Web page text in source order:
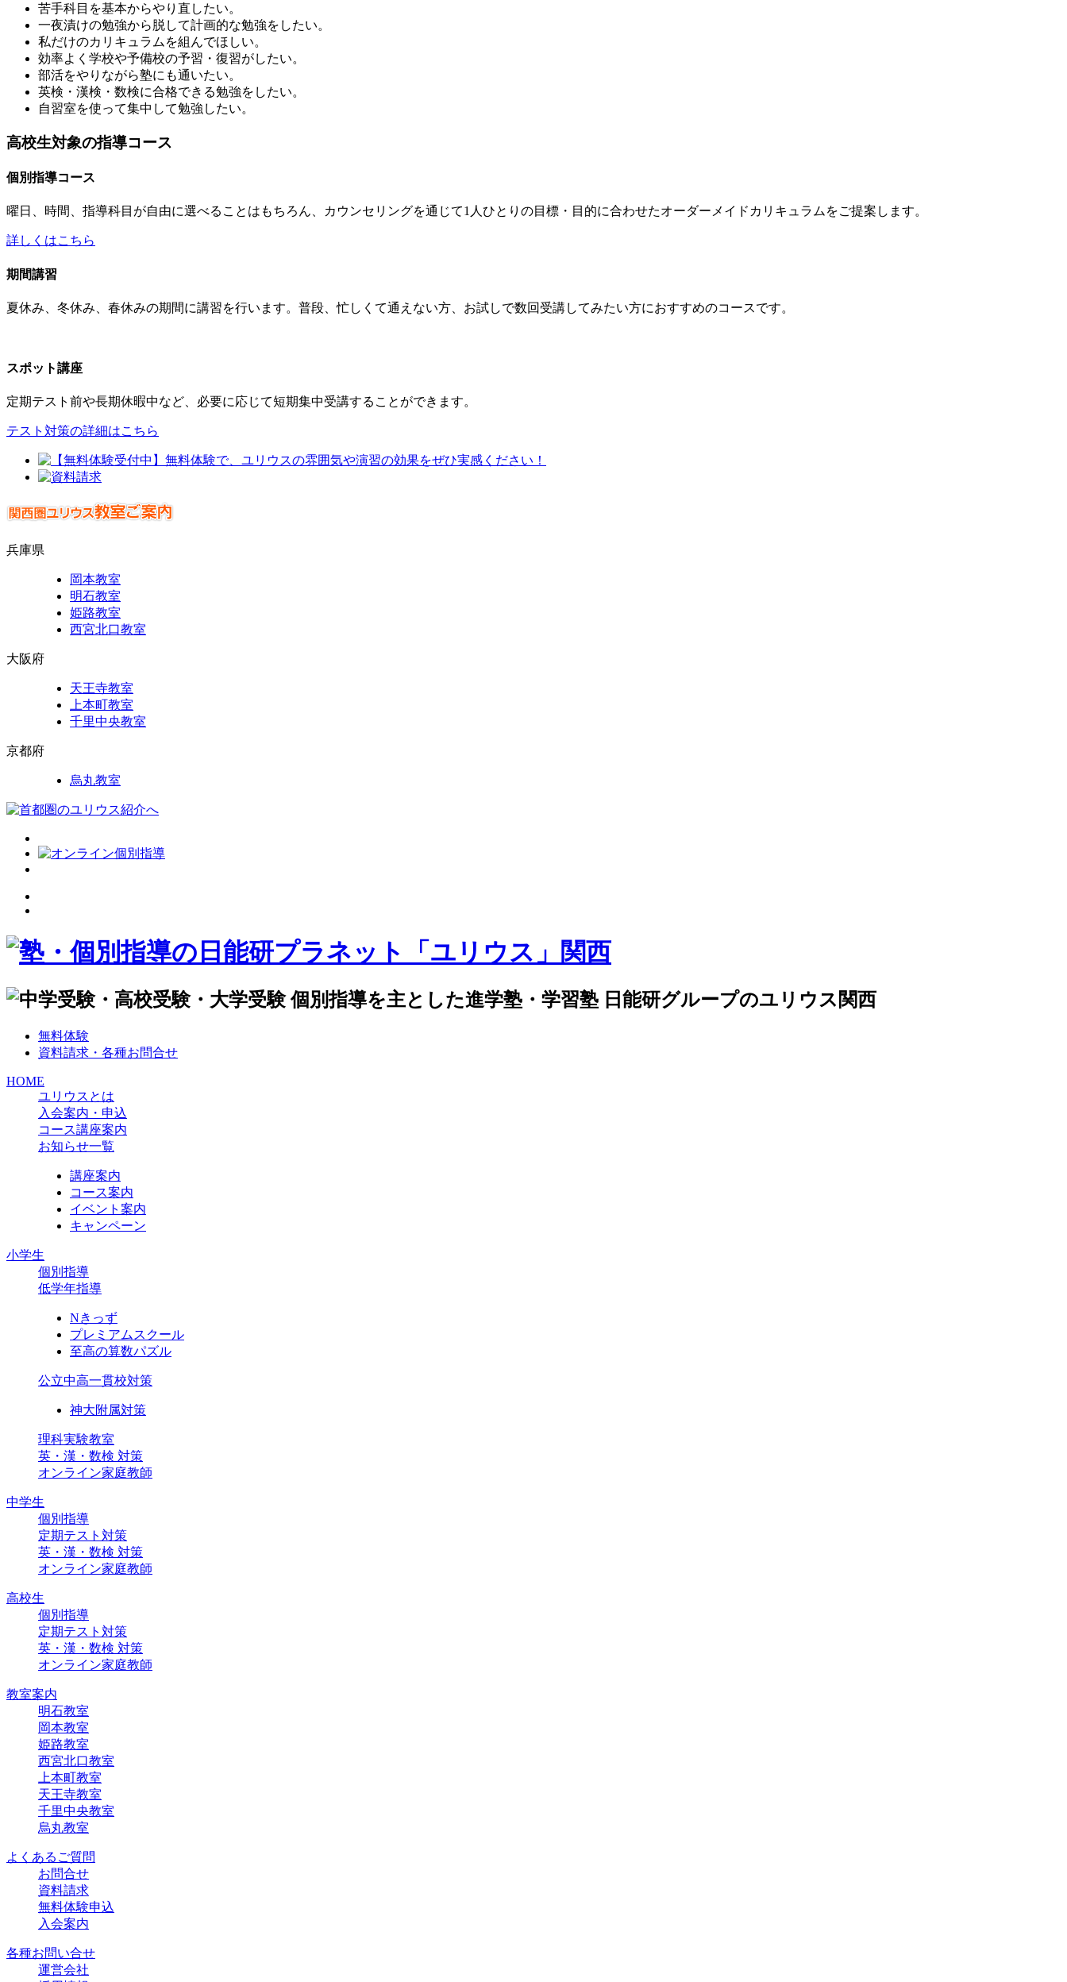
苦手科目を基本からやり直したい。
一夜漬けの勉強から脱して計画的な勉強をしたい。
私だけのカリキュラムを組んでほしい。
効率よく学校や予備校の予習・復習がしたい。
部活をやりながら塾にも通いたい。
英検・漢検・数検に合格できる勉強をしたい。
自習室を使って集中して勉強したい。
高校生対象の指導コース
個別指導コース
曜日、時間、指導科目が自由に選べることはもちろん、カウンセリングを通じて1人ひとりの目標・目的に合わせたオーダーメイドカリキュラムをご提案します。
詳しくはこちら
期間講習
夏休み、冬休み、春休みの期間に講習を行います。普段、忙しくて通えない方、お試しで数回受講してみたい方におすすめのコースです。
スポット講座
定期テスト前や長期休暇中など、必要に応じて短期集中受講することができます。
テスト対策の詳細はこちら
兵庫県
岡本教室
明石教室
姫路教室
西宮北口教室
大阪府
天王寺教室
上本町教室
千里中央教室
京都府
烏丸教室
無料体験
資料請求・各種お問合せ
HOME
ユリウスとは
入会案内・申込
コース講座案内
お知らせ一覧
講座案内
コース案内
イベント案内
キャンペーン
小学生
個別指導
低学年指導
Nきっず
プレミアムスクール
至高の算数パズル
公立中高一貫校対策
神大附属対策
理科実験教室
英・漢・数検 対策
オンライン家庭教師
中学生
個別指導
定期テスト対策
英・漢・数検 対策
オンライン家庭教師
高校生
個別指導
定期テスト対策
英・漢・数検 対策
オンライン家庭教師
教室案内
明石教室
岡本教室
姫路教室
西宮北口教室
上本町教室
天王寺教室
千里中央教室
烏丸教室
よくあるご質問
お問合せ
資料請求
無料体験申込
入会案内
各種お問い合せ
運営会社